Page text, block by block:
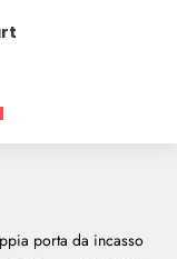
porta da incasso